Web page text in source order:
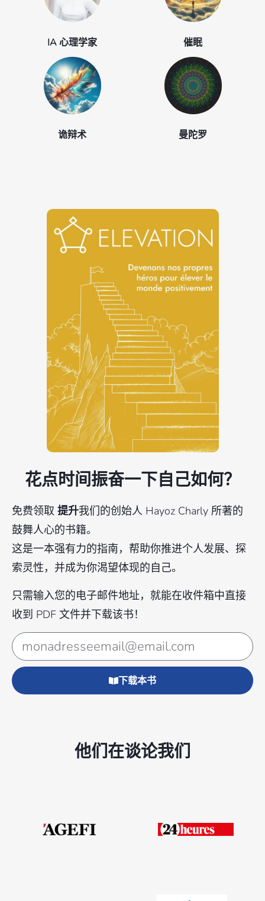
IA 心理学家 催眠
诡辩术 曼陀罗
花点时间振奋一下自己如何？
免费领取 提升我们的创始人 Hayoz Charly 所著的
鼓舞人心的书籍。
这是一本强有力的指南，帮助你推进个人发展、探
索灵性，并成为你渴望体现的自己。
只需输入您的电子邮件地址，就能在收件箱中直接
收到 PDF 文件并下载该书！
下载本书
他们在谈论我们